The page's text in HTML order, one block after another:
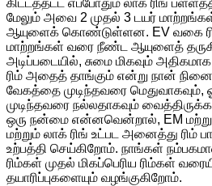
கிட்டத்தட்ட எப்போதும் லாக் ரிங்
மேலும் அவை 2 முதல் 3 டயர் மாற்றங்கள்
ஆயுளைக் கொண்டுள்ளன. EV வகை
மாற்றங்கள் வரை நீண்ட ஆயுளைத்
அடிப்படையில், சுமை மிகவும்
ரிம் அதைத் தாங்கும் என்று நான்
வேகத்தை முடிந்தவரை
முடிந்தவரை நல்லதாகவும்
ஒரு நன்மை என்னவென்றால், EM
மற்றும் லாக் ரிங் உட்பட அனைத்து ரிம்
உற்பத்தி செய்கிறோம். நாங்கள்
ரிம்கள் முதல் மிகப்பெரிய ரிம்கள்
தயாரிப்புகளையும் வழங்குகிறோம்.